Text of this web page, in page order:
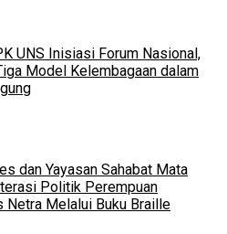
UNS Inisiasi Forum Nasional,
Model Kelembagaan dalam
dan Yayasan Sahabat Mata
Politik Perempuan
Netra Melalui Buku Braille